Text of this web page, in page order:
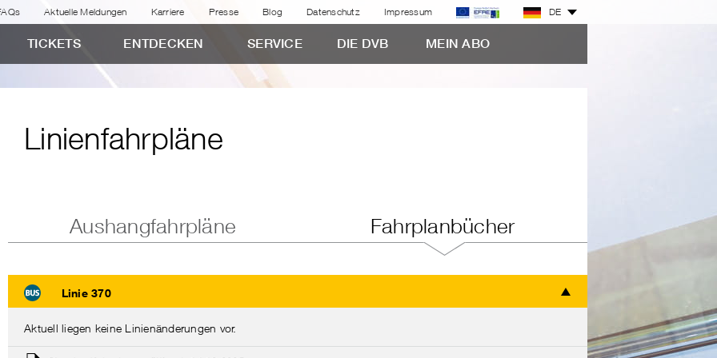
Aktuelle Meldungen Karriere Presse Blog Datenschutz Impressum DE
TICKETS ENTDECKEN SERVICE DIE DVB MEIN ABO
Linienfahrpläne
Aushangfahrpläne Fahrplanbücher
Linie 370
Aktuell liegen keine Linienänderungen vor.